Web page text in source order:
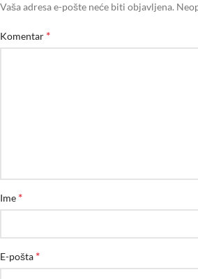
Vaša adresa e-pošte neće biti objavljena.
Komentar *
Ime *
E-pošta *